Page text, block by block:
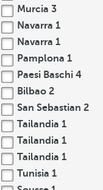
Murcia 3
Navarra 1
Navarra 1
Pamplona 1
Paesi Baschi 4
Bilbao 2
San Sebastian 2
Tailandia 1
Tailandia 1
Tailandia 1
Tunisia 1